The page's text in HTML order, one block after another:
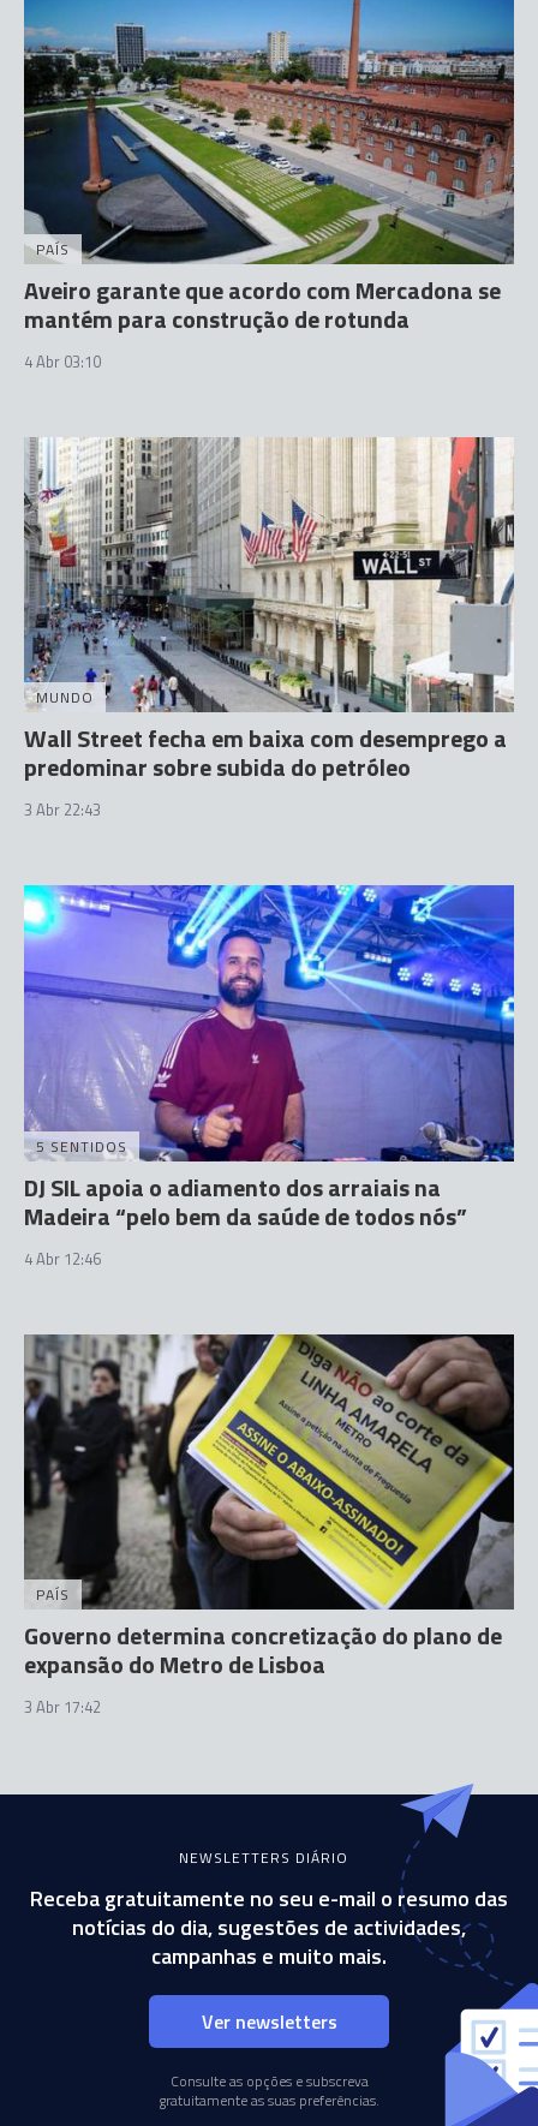
PAÍS
Aveiro garante que acordo com Mercadona se
mantém para construção de rotunda
4 Abr 03:10
MUNDO
Wall Street fecha em baixa com desemprego a
predominar sobre subida do petróleo
3 Abr 22:43
5 SENTIDOS
DJ SIL apoia o adiamento dos arraiais na
Madeira “pelo bem da saúde de todos nós”
4 Abr 12:46
PAÍS
Governo determina concretização do plano de
expansão do Metro de Lisboa
3 Abr 17:42
NEWSLETTERS DIÁRIO
Receba gratuitamente no seu e-mail o resumo das
notícias do dia, sugestões de actividades,
campanhas e muito mais.
Ver newsletters
Consulte as opções e subscreva
gratuitamente as suas preferências.